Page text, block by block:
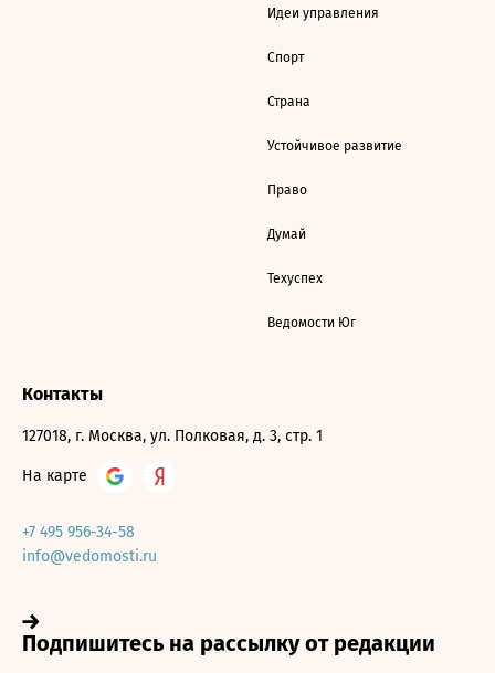
Идеи управления
Спорт
Страна
Устойчивое развитие
Право
Думай
Техуспех
Ведомости Юг
Контакты
127018, г. Москва, ул. Полковая, д. 3, стр. 1
На карте
+7 495 956-34-58
info@vedomosti.ru